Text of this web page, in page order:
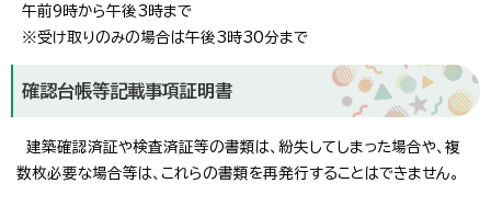
午前9時から午後3時まで
※受け取りのみの場合は午後3時30分まで
確認台帳等記載事項証明書
建築確認済証や検査済証等の書類は、紛失してしまった場合や、複
数枚必要な場合等は、これらの書類を再発行することはできません。